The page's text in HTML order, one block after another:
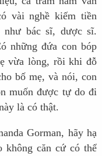
vài nghề kiếm tiền
như bác sĩ, dược sĩ.
những đứa con bóp
vừa lòng, rồi khi đỗ
bố mẹ, và nói, con
muốn được tự do đi
là có thật.
Gorman, hãy hạ
không căn cứ có thể